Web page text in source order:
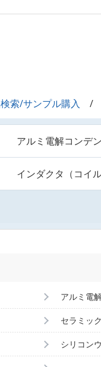
索/サンプル購入
アルミ電解コンデ
インダクタ（コイル
アルミ電
セラミッ
シリコン